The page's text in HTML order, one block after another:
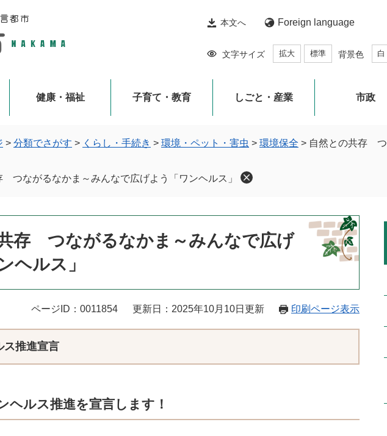
本文へ Foreign language
文字サイズ 拡大 標準 背景色 白
健康・福祉 子育て・教育 しごと・産業 市政
> 分類でさがす > くらし・手続き > 環境・ペット・害虫 > 環境保全 > 自然との共存 つ
つながるなかま～みんなで広げよう「ワンヘルス」
存 つながるなかま～みんなで広げ
ヘルス」
ページID：0011854 更新日：2025年10月10日更新 印刷ページ表示
ス推進宣言​
ヘルス推進を宣言します！